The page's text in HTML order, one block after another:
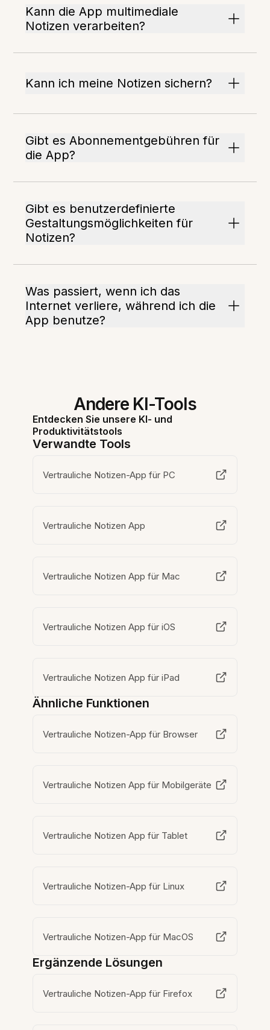
Kann die App multimediale
Notizen verarbeiten?
Kann ich meine Notizen sichern?
Gibt es Abonnementgebühren für
die App?
Gibt es benutzerdefinierte
Gestaltungsmöglichkeiten für
Notizen?
Was passiert, wenn ich das
Internet verliere, während ich die
App benutze?
Andere KI-Tools
Entdecken Sie unsere KI- und
Produktivitätstools
Verwandte Tools
Vertrauliche Notizen-App für PC
Vertrauliche Notizen App
Vertrauliche Notizen App für Mac
Vertrauliche Notizen App für iOS
Vertrauliche Notizen App für iPad
Ähnliche Funktionen
Vertrauliche Notizen-App für Browser
Vertrauliche Notizen App für Mobilgeräte
Vertrauliche Notizen App für Tablet
Vertrauliche Notizen-App für Linux
Vertrauliche Notizen-App für MacOS
Ergänzende Lösungen
Vertrauliche Notizen-App für Firefox